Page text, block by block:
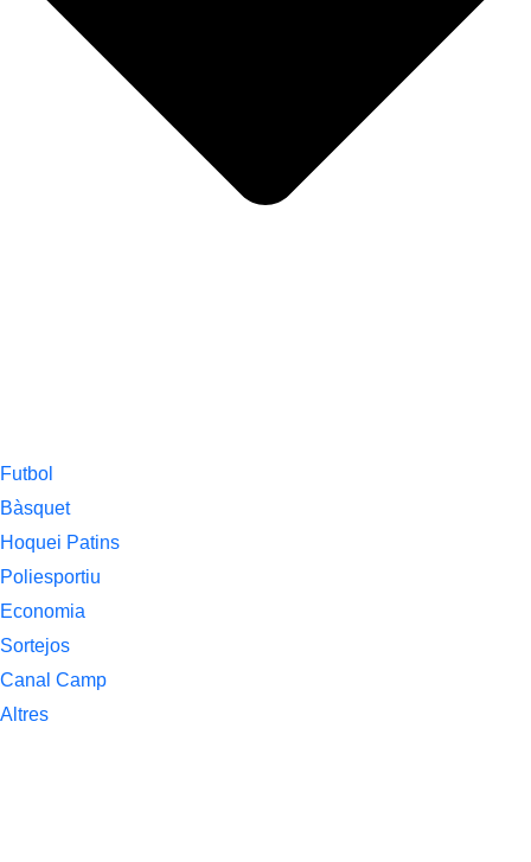
Futbol
Bàsquet
Hoquei Patins
Poliesportiu
Economia
Sortejos
Canal Camp
Altres